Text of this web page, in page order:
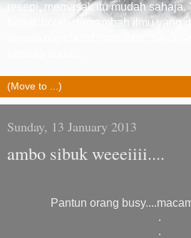
resepi, memasak itu mudah sahaja.
hebat..boleh menambah ilmu yang
Sunday, 13 January 2013
ambo sibuk weeeiiii....
Pantun orang
.
.